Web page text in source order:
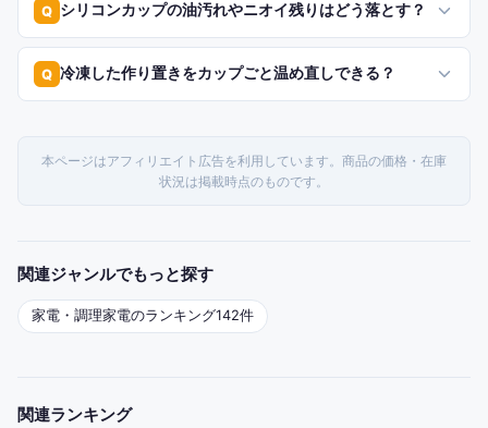
Q シリコンカップの油汚れやニオイ残りはどう落とす？
Q 冷凍した作り置きをカップごと温め直しできる？
本ページはアフィリエイト広告を利用しています。商品の価格・在庫
状況は掲載時点のものです。
関連ジャンルでもっと探す
家電・調理家電のランキング142件
関連ランキング